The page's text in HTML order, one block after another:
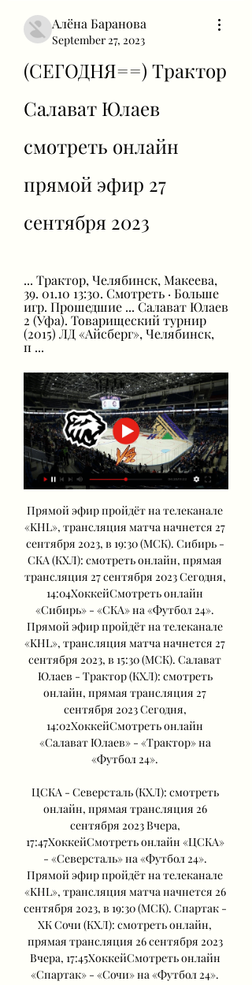
Алёна Баранова
September 27, 2023
(СЕГОДНЯ==) Трактор
Салават Юлаев
смотреть онлайн
прямой эфир 27
сентября 2023
... Трактор, Челябинск, Макеева,
39. 01.10 13:30. Смотреть · Больше
игр. Прошедшие ... Салават Юлаев
2 (Уфа). Товарищеский турнир
(2015) ЛД «Айсберг», Челябинск,
п ...
Прямой эфир пройдёт на телеканале
«KHL», трансляция матча начнется 27
сентября 2023, в 19:30 (МСК). Сибирь -
СКА (КХЛ): смотреть онлайн, прямая
трансляция 27 сентября 2023 Сегодня,
14:04ХоккейСмотреть онлайн
«Сибирь» - «СКА» на «Футбол 24».
Прямой эфир пройдёт на телеканале
«KHL», трансляция матча начнется 27
сентября 2023, в 15:30 (МСК). Салават
Юлаев - Трактор (КХЛ): смотреть
онлайн, прямая трансляция 27
сентября 2023 Сегодня,
14:02ХоккейСмотреть онлайн
«Салават Юлаев» - «Трактор» на
«Футбол 24».
ЦСКА - Северсталь (КХЛ): смотреть
онлайн, прямая трансляция 26
сентября 2023 Вчера,
17:47ХоккейСмотреть онлайн «ЦСКА»
- «Северсталь» на «Футбол 24».
Прямой эфир пройдёт на телеканале
«KHL», трансляция матча начнется 26
сентября 2023, в 19:30 (МСК). Спартак -
ХК Сочи (КХЛ): смотреть онлайн,
прямая трансляция 26 сентября 2023
Вчера, 17:45ХоккейСмотреть онлайн
«Спартак» - «Сочи» на «Футбол 24».